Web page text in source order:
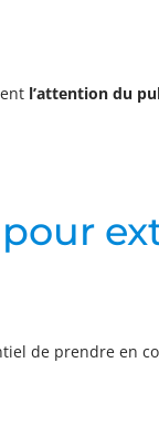
l’attention du
de prendre en